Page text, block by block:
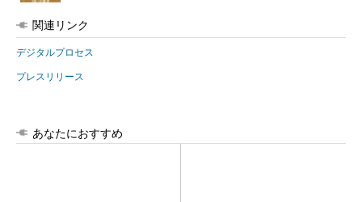
関連リンク
デジタルプロセス
プレスリリース
あなたにおすすめ